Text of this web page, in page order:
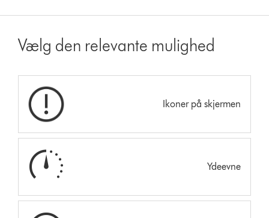
Vælg den relevante mulighed
Ikoner på skjermen
Ydeevne